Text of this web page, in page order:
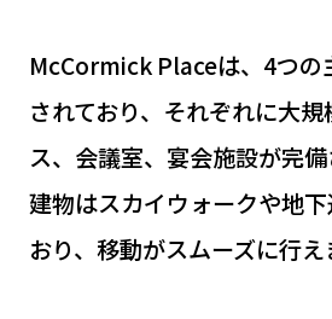
McCormick Placeは、4つの
されており、それぞれに大
ス、会議室、宴会施設が完
建物はスカイウォークや地
おり、移動がスムーズに行え